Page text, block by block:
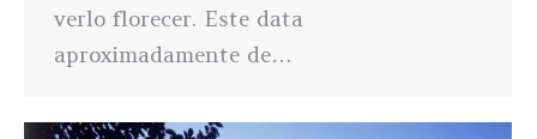
verlo florecer. Este data
aproximadamente de…